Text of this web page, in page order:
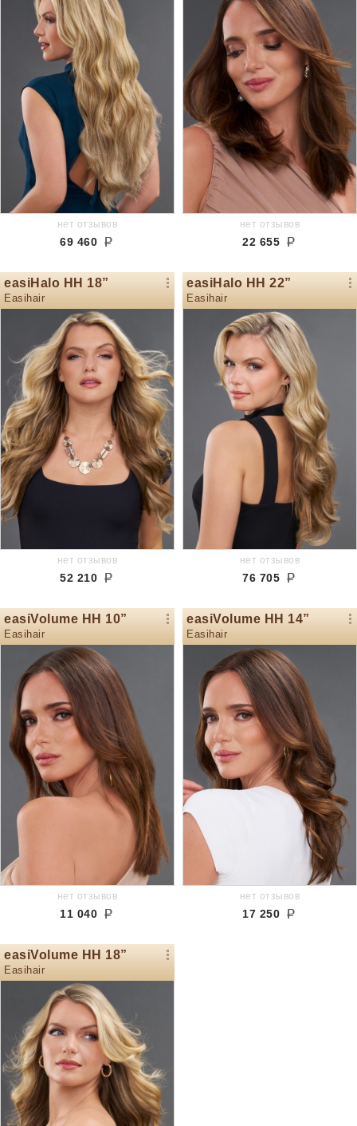
нет отзывов
69 460
нет отзывов
22 655
easiHalo HH 18”
Easihair
нет отзывов
52 210
easiHalo HH 22”
Easihair
нет отзывов
76 705
easiVolume HH 10”
Easihair
нет отзывов
11 040
easiVolume HH 14”
Easihair
нет отзывов
17 250
easiVolume HH 18”
Easihair